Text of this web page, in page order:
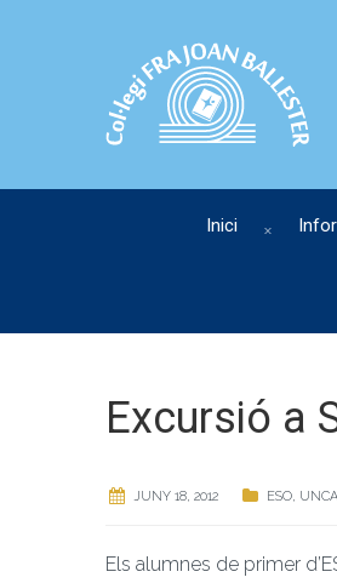
Inici
Excursió a
JUNY 18, 2012 ESO,
Els alumnes de primer